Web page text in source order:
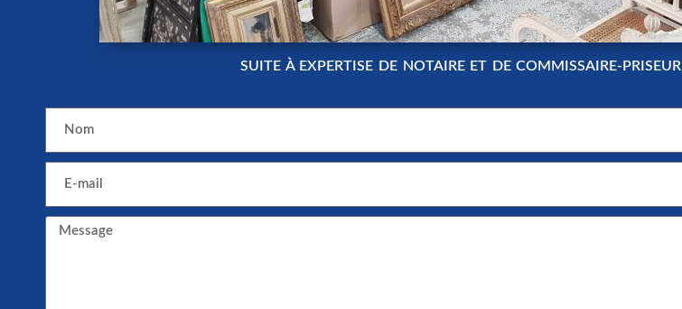
SUITE À EXPERTISE DE NOTAIRE ET DE COMMISSAIRE-PRISEUR